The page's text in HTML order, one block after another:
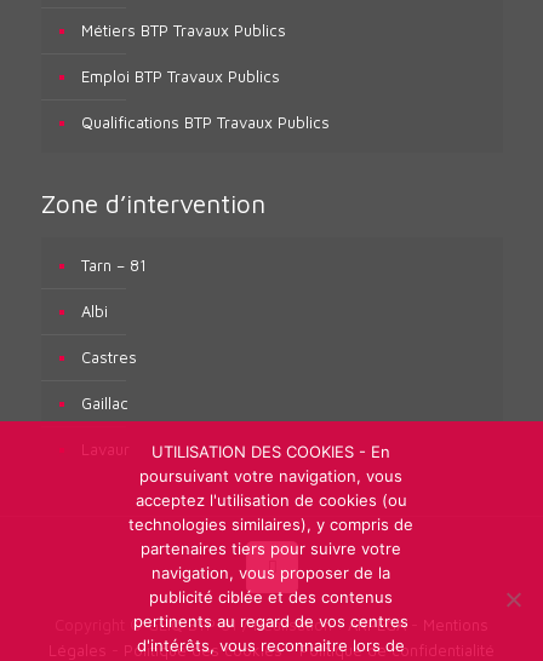
Métiers BTP Travaux Publics
Emploi BTP Travaux Publics
Qualifications BTP Travaux Publics
Zone d’intervention
Tarn – 81
Albi
Castres
Gaillac
Lavaur
Copyright © GEIQ BTP 81 / Réalisation : ARPEGA- Mentions
Légales
Politique des cookies-Politique de confidentialité
UTILISATION DES COOKIES - En
poursuivant votre navigation, vous
acceptez l'utilisation de cookies (ou
technologies similaires), y compris de
partenaires tiers pour suivre votre
navigation, vous proposer de la
publicité ciblée et des contenus
pertinents au regard de vos centres
d'intérêts, vous reconnaitre lors de